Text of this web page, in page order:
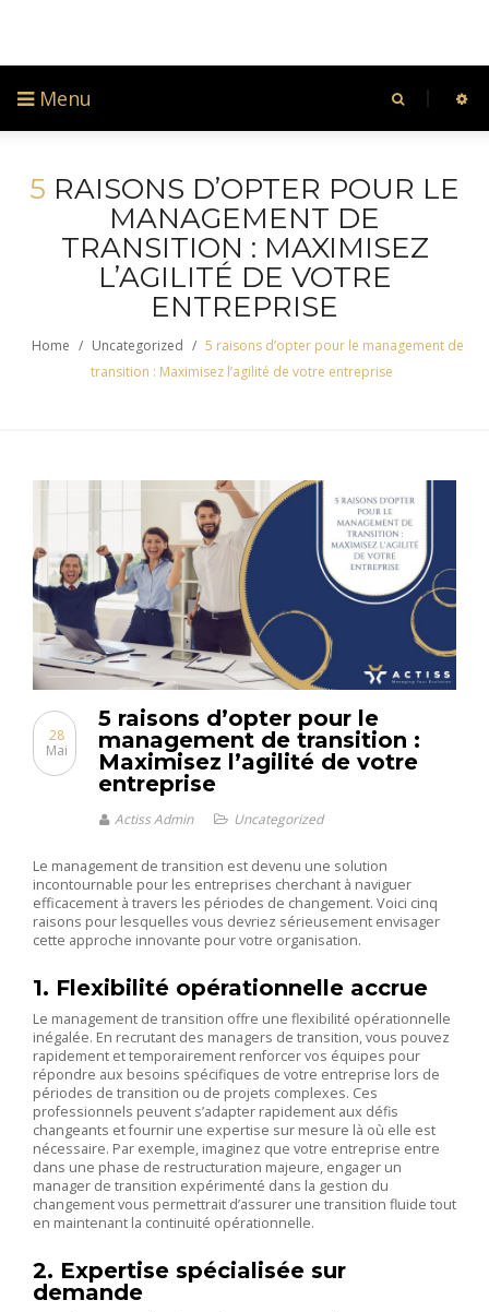
Menu
5 RAISONS D’OPTER POUR LE
MANAGEMENT DE
TRANSITION : MAXIMISEZ
L’AGILITÉ DE VOTRE
ENTREPRISE
Home / Uncategorized / 5 raisons d’opter pour le management de
transition : Maximisez l’agilité de votre entreprise
5 raisons d’opter pour le
management de transition :
Maximisez l’agilité de votre
entreprise
28
Mai
Actiss Admin Uncategorized
Le management de transition est devenu une solution
incontournable pour les entreprises cherchant à naviguer
efficacement à travers les périodes de changement. Voici cinq
raisons pour lesquelles vous devriez sérieusement envisager
cette approche innovante pour votre organisation.
1. Flexibilité opérationnelle accrue
Le management de transition offre une flexibilité opérationnelle
inégalée. En recrutant des managers de transition, vous pouvez
rapidement et temporairement renforcer vos équipes pour
répondre aux besoins spécifiques de votre entreprise lors de
périodes de transition ou de projets complexes. Ces
professionnels peuvent s’adapter rapidement aux défis
changeants et fournir une expertise sur mesure là où elle est
nécessaire. Par exemple, imaginez que votre entreprise entre
dans une phase de restructuration majeure, engager un
manager de transition expérimenté dans la gestion du
changement vous permettrait d’assurer une transition fluide tout
en maintenant la continuité opérationnelle.
2. Expertise spécialisée sur
demande